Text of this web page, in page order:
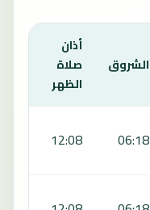
الشروق
أذان
صلاة
الظهر
06:18
12:08